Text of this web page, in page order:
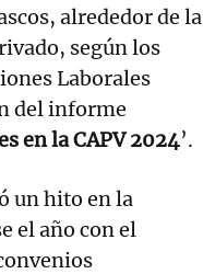
alrededor de la
según los
Laborales
del informe
en la CAPV 2024’.
un hito en la
el año con el